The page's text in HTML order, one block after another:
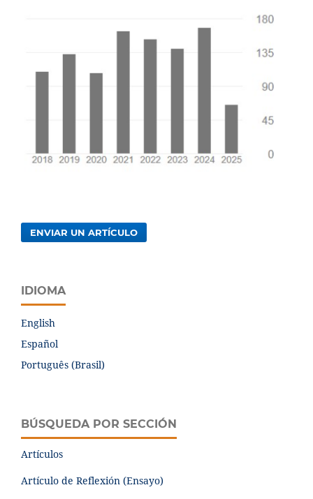
ENVIAR UN ARTÍCULO
IDIOMA
English
Español
Português (Brasil)
BÚSQUEDA POR SECCIÓN
Artículos
Artículo de Reflexión (Ensayo)